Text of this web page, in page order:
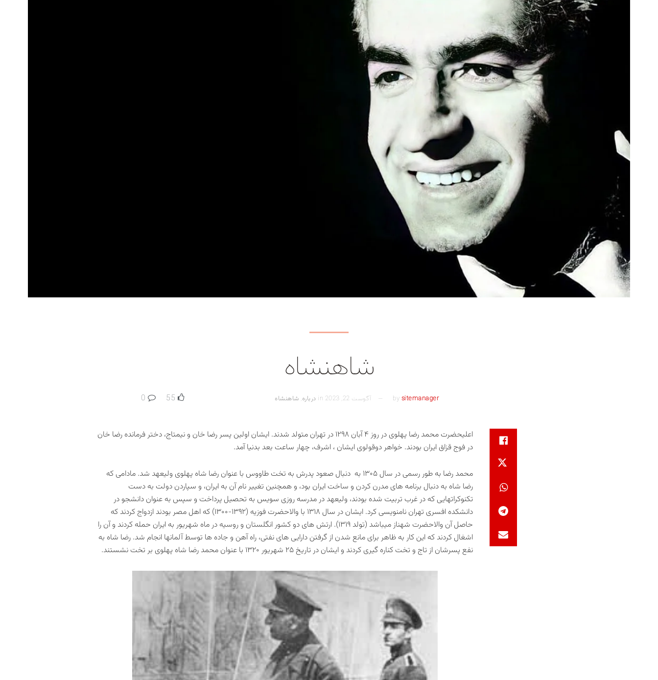
شاهنشاه
by sitemanager آگوست 22, 2023 in درباره, شاهنشاه 55
اعلیحضرت محمد رضا پهلوی در روز ۴ آبان ۱۲۹۸ در تهران متولد شدند. ایشان اولین پسر رضا خان و نیمتاج، دختر فرمانده رضا خان
در فوج قزاق ایران بودند. خواهر دوقولوی ایشان ، اشرف، چهار ساعت بعد بدنیا آمد.
محمد رضا به طور رسمی‌ در سال ۱۳۰۵ به دنبال صعود پدرش به تخت طاووس با عنوان رضا شاه پهلوی ولیعهد شد. مادامی که
رضا شاه به دنبال برنامه های مدرن کردن و ساخت ایران بود، و همچنین تغییر نام آن به ایران، و سپاردن دولت به دست
تکنوکراتهایی که در غرب تربیت شده بودند، ولیعهد در مدرسه روزی سویس به تحصیل پرداخت و سپس به عنوان دانشجو در
دانشکده افسری تهران نامنویسی کرد. ایشان در سال ۱۳۱۸ با والاحضرت فوزیه (۱۳۹۲-۱۳۰۰) که اهل مصر بودند ازدواج کردند که
حاصل آن والاحضرت شهناز میباشد (تولد ۱۳۱۹). ارتش های دو کشور انگلستان و روسیه در ماه شهریور به ایران حمله کردند و آن را
اشغال کردند که این کار به ظاهر برای مانع شدن از گرفتن دارایی های نفتی، راه آهن و جاده ها توسط آلمانها انجام شد. رضا شاه به
نفع پسرشان از تاج و تخت کناره گیری کردند و ایشان در تاریخ ۲۵ شهریور ۱۳۲۰ با عنوان محمد رضا شاه پهلوی بر تخت نشستند.